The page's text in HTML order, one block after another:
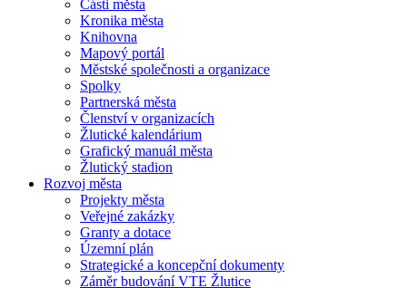
Části města
Kronika města
Knihovna
Mapový portál
Městské společnosti a organizace
Spolky
Partnerská města
Členství v organizacích
Žlutické kalendárium
Grafický manuál města
Žlutický stadion
Rozvoj města
Projekty města
Veřejné zakázky
Granty a dotace
Územní plán
Strategické a koncepční dokumenty
Záměr budování VTE Žlutice